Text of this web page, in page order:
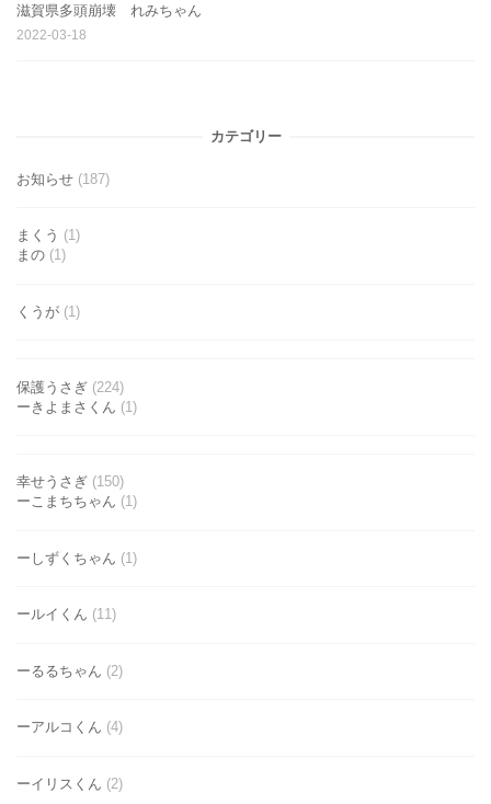
滋賀県多頭崩壊 れみちゃん
2022-03-18
カテゴリー
お知らせ (187)
まくう (1)
まの (1)
くうが (1)
保護うさぎ (224)
ーきよまさくん (1)
幸せうさぎ (150)
ーこまちちゃん (1)
ーしずくちゃん (1)
ールイくん (11)
ーるるちゃん (2)
ーアルコくん (4)
ーイリスくん (2)